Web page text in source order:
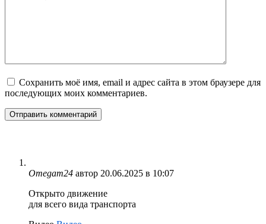
Сохранить моё имя, email и адрес сайта в этом браузере для
последующих моих комментариев.
Omegam24 автор 20.06.2025 в 10:07
Открыто движение
для всего вида транспорта